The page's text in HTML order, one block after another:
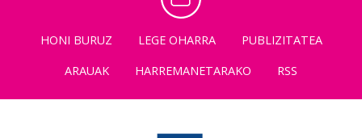
HONI BURUZ LEGE OHARRA
PUBLIZITATEA
ARAUAK
HARREMANETARAKO RSS